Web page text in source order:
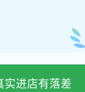
实进店有落差